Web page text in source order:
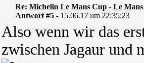
Re: Michelin Le Mans Cup - Le Mans
Antwort #5 - 15.06.17 um 22:35:23
Also wenn wir das
zwischen Jagaur